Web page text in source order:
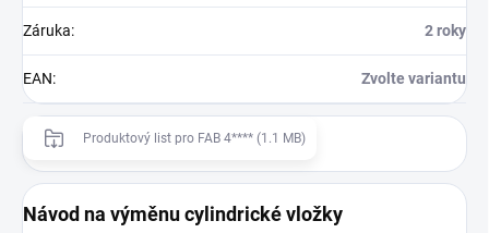
Záruka: 2 roky
EAN: Zvolte variantu
Produktový list pro FAB 4**** (1.1 MB)
Návod na výměnu cylindrické vložky